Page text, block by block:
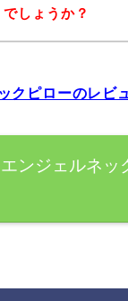
でしょうか？
クピローのレビ
エンジェルネッ